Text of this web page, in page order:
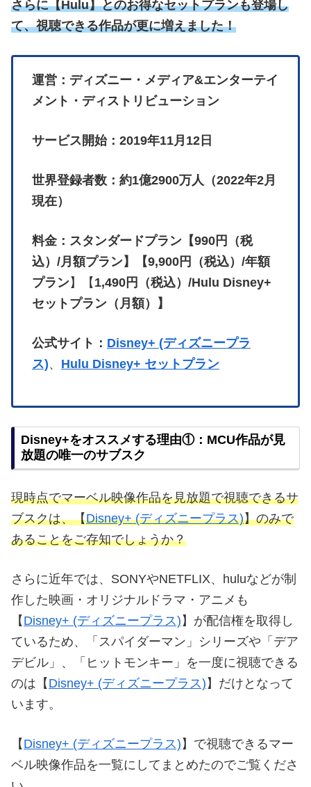
さらに【Hulu】とのお得なセットプランも登場し
て、視聴できる作品が更に増えました！
運営：ディズニー・メディア&エンターテイ
メント・ディストリビューション
サービス開始：2019年11月12日
世界登録者数：約1億2900万人（2022年2月
現在）
料金：スタンダードプラン【990円（税
込）/月額プラン】【9,900円（税込）/年額
プラン】【 1,490円（税込）/Hulu Disney+
セットプラン（月額）】
公式サイト： Disney+ (ディズニープラ
ス)、 Hulu Disney+ セットプラン
Disney+をオススメする理由①：MCU作品が見
放題の唯一のサブスク
現時点でマーベル映像作品を見放題で視聴できるサ
ブスクは、【Disney+ (ディズニープラス)】のみで
あることをご存知でしょうか？
さらに近年では、SONYやNETFLIX、huluなどが制
作した映画・オリジナルドラマ・アニメも
【 Disney+ (ディズニープラス) 】が配信権を取得し
ているため、「スパイダーマン」シリーズや「デア
デビル」、「ヒットモンキー」を一度に視聴できる
のは【 Disney+ (ディズニープラス) 】だけとなって
います。
【 Disney+ (ディズニープラス) 】で視聴できるマー
ベル映像作品を一覧にしてまとめたのでご覧くださ